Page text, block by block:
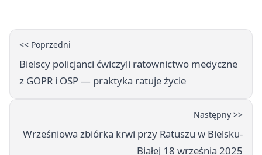
<< Poprzedni
Bielscy policjanci ćwiczyli ratownictwo medyczne
z GOPR i OSP — praktyka ratuje życie
Następny >>
Wrześniowa zbiórka krwi przy Ratuszu w Bielsku-
Białej 18 września 2025